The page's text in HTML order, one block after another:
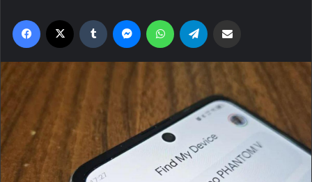
Facebook Tumblr MessengerWhatsApp